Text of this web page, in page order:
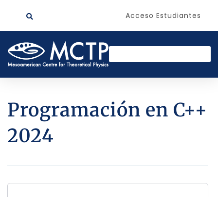
Acceso Estudiantes
Programación en C++
2024